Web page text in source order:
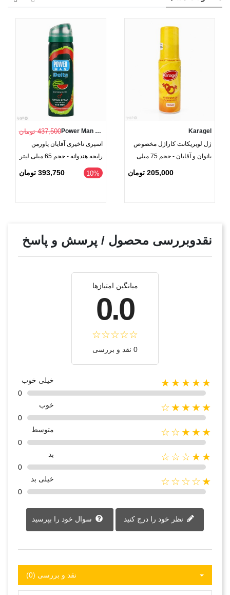
تمامی رایحه‌ها از نظر عملکرد و فرمولاسیون تأخیری یکسان هستند
میلی‌لیتر و تاریخ انقضای 2029، گزینه‌ای مناسب برای افرادی است
که به دنبال محصولی باکیفیت، مؤثر و کاربردی هستند.
Karagel
ژل لوبریکانت کاراژل مخصوص
بانوان و آقایان - حجم 75 میلی‌
205,000 تومان
Power Man Delta 437,500 تومان
اسپری تاخیری آقایان پاورمن
رایحه هندوانه - حجم 65 میلی لیتر
‎10% 393,750 تومان
نقدوبررسی محصول / پرسش و پاسخ
میانگین امتیازها
0.0
0 نقد و بررسی
★★★★★
خیلی خوب
0
★★★★☆
خوب
0
★★★☆☆
متوسط
0
★★☆☆☆
بد
0
★☆☆☆☆
خیلی بد
0
سوال خود را بپرسید
نقد و بررسی‌‌ (0)